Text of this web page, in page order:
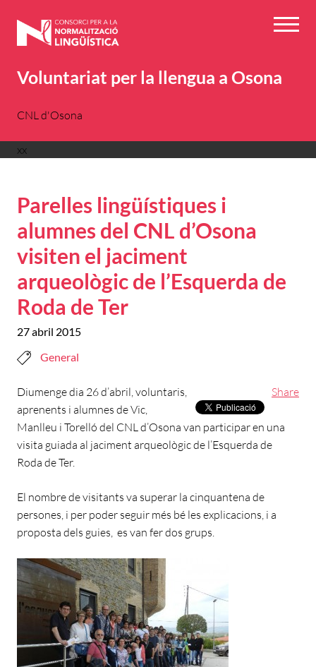
Voluntariat per la llengua a Osona
CNL d'Osona
xx
Parelles lingüístiques i
alumnes del CNL d’Osona
visiten el jaciment
arqueològic de l’Esquerda de
Roda de Ter
27 abril 2015
General
Share
Diumenge dia 26 d’abril, voluntaris,
aprenents i alumnes de Vic,
Manlleu i Torelló del CNL d’Osona van participar en una
visita guiada al jaciment arqueològic de l’Esquerda de
Roda de Ter.
El nombre de visitants va superar la cinquantena de
persones, i per poder seguir més bé les explicacions, i a
proposta dels guies, es van fer dos grups.